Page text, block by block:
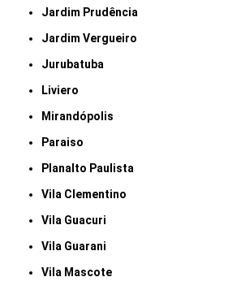
Jardim Prudência
Jardim Vergueiro
Jurubatuba
Liviero
Mirandópolis
Paraiso
Planalto Paulista
Vila Clementino
Vila Guacuri
Vila Guarani
Vila Mascote